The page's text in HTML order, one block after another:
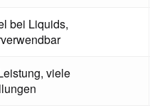
bei Liquids,
viele